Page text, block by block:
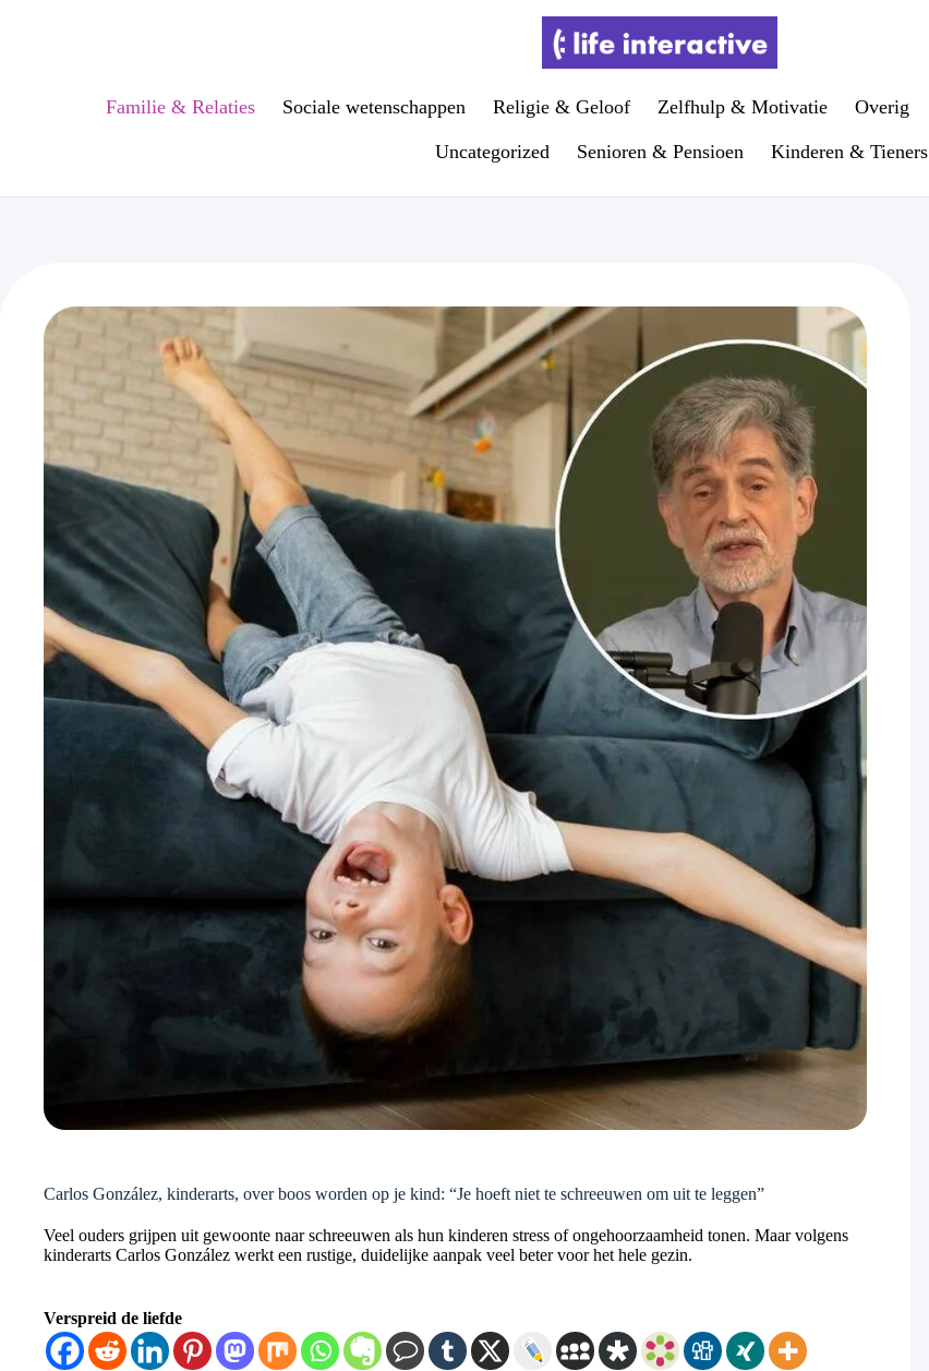
Familie & Relaties Sociale wetenschappen Religie & Geloof Zelfhulp & Motivatie Overig
Uncategorized Senioren & Pensioen Kinderen & Tieners
Carlos González, kinderarts, over boos worden op je kind: “Je hoeft niet te schreeuwen om uit te leggen”
Veel ouders grijpen uit gewoonte naar schreeuwen als hun kinderen stress of ongehoorzaamheid tonen. Maar volgens
kinderarts Carlos González werkt een rustige, duidelijke aanpak veel beter voor het hele gezin.
Verspreid de liefde